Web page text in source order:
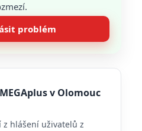
problém
v Olomouc
z hlášení uživatelů z